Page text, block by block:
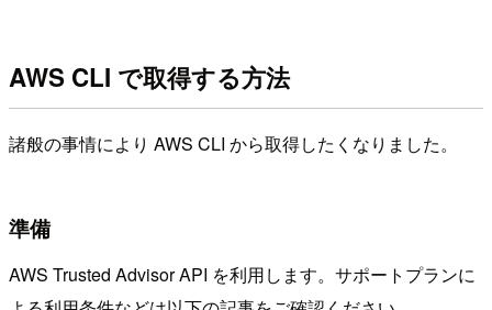
AWS CLI で取得する方法
諸般の事情により AWS CLI から取得したくなりました。
準備
AWS Trusted Advisor API を利用します。サポートプランに